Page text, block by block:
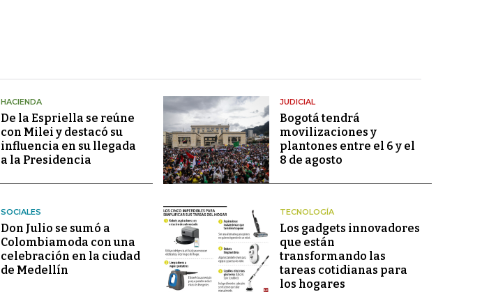
HACIENDA
De la Espriella se reúne
con Milei y destacó su
influencia en su llegada
a la Presidencia
JUDICIAL
Bogotá tendrá
movilizaciones y
plantones entre el 6 y el
8 de agosto
SOCIALES
Don Julio se sumó a
Colombiamoda con una
celebración en la ciudad
de Medellín
TECNOLOGÍA
Los gadgets innovadores
que están
transformando las
tareas cotidianas para
los hogares